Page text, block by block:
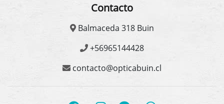
Contacto
Balmaceda 318 Buin
+56965144428
contacto@opticabuin.cl